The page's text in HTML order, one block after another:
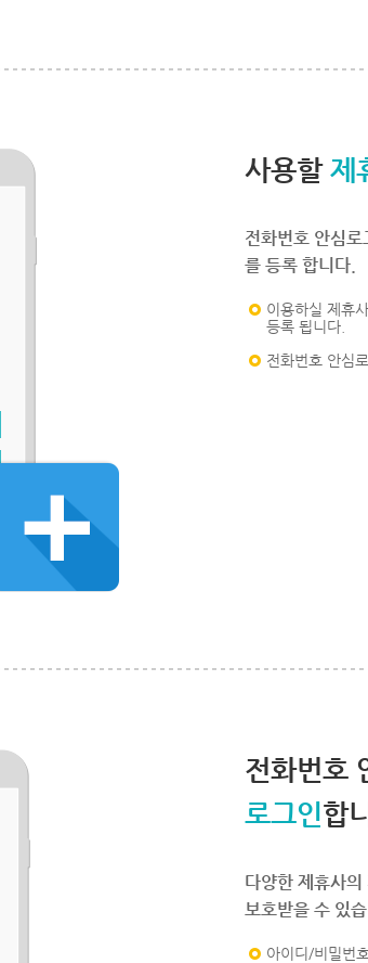
사용할 제
전화번호 안심
를 등록 합니다.
이용하실 제휴
등록 됩니다.
전화번호 안심
전화번호
로그인합
다양한 제휴사
보호받을 수 있습
아이디/비밀번